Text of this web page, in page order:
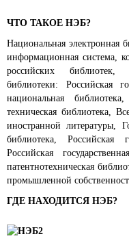
ЧТО ТАКОЕ НЭБ?
Национальная электронная
информационная система,
российских
библиотеки: Российская
национальная
техническая библиотека,
иностранной литературы,
библиотека, Российская
Российская
патентно­техническая
промышленной
ГДЕ НАХОДИТСЯ НЭБ?